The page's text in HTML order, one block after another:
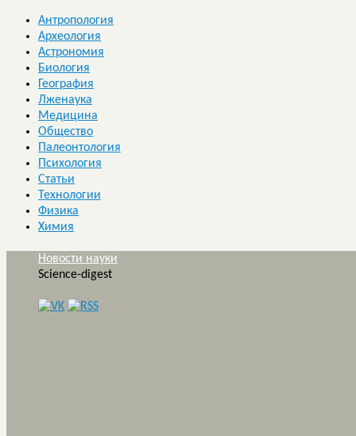
Антропология
Археология
Астрономия
Биология
География
Лженаука
Медицина
Общество
Палеонтология
Психология
Статьи
Технологии
Физика
Химия
Новости науки
Science-digest